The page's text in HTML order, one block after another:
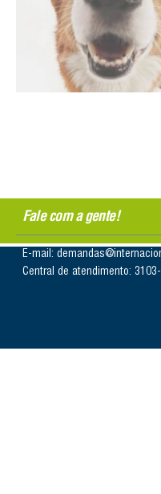
Fale com a gente!
E-mail:
Central de atendimento: